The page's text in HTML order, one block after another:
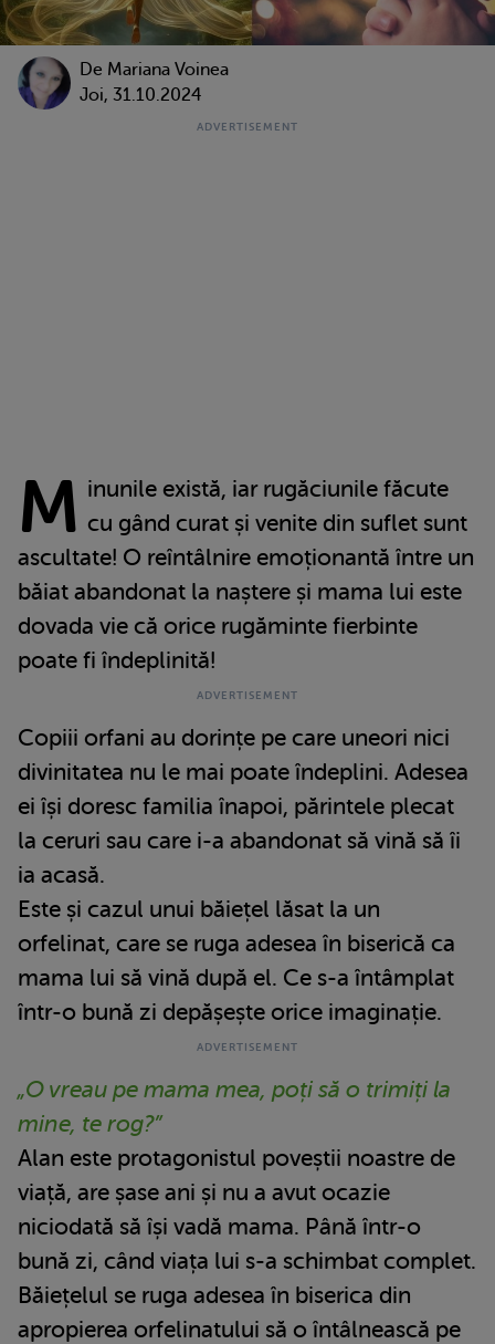
De Mariana Voinea
Joi, 31.10.2024
M inunile există, iar rugăciunile făcute
cu gând curat și venite din suflet sunt
ascultate! O reîntâlnire emoționantă între un
băiat abandonat la naștere și mama lui este
dovada vie că orice rugăminte fierbinte
poate fi îndeplinită!
Copiii orfani au dorințe pe care uneori nici
divinitatea nu le mai poate îndeplini. Adesea
ei își doresc familia înapoi, părintele plecat
la ceruri sau care i-a abandonat să vină să îi
ia acasă.
Este și cazul unui băiețel lăsat la un
orfelinat, care se ruga adesea în biserică ca
mama lui să vină după el. Ce s-a întâmplat
într-o bună zi depășește orice imaginație.
„O vreau pe mama mea, poți să o trimiți la
mine, te rog?”
Alan este protagonistul poveștii noastre de
viață, are șase ani și nu a avut ocazie
niciodată să își vadă mama. Până într-o
bună zi, când viața lui s-a schimbat complet.
Băiețelul se ruga adesea în biserica din
apropierea orfelinatului să o întâlnească pe